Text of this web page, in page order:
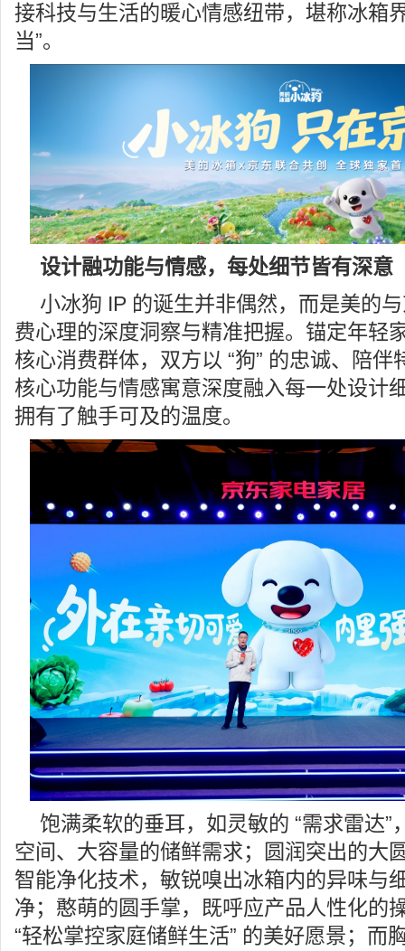
接科技与生活的暖心情感纽带，堪称冰箱
当”。
设计融功能与情感，每处细节皆有深意
小冰狗 IP 的诞生并非偶然，而是美的
费心理的深度洞察与精准把握。锚定年轻
核心消费群体，双方以 “狗” 的忠诚、陪伴
核心功能与情感寓意深度融入每一处设计
拥有了触手可及的温度。
饱满柔软的垂耳，如灵敏的 “需求雷达”
空间、大容量的储鲜需求；圆润突出的大
智能净化技术，敏锐嗅出冰箱内的异味与
净；憨萌的圆手掌，既呼应产品人性化的
“轻松掌控家庭储鲜生活” 的美好愿景；而